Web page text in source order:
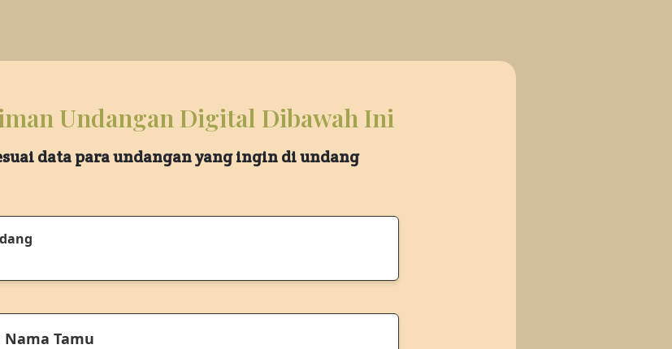
Undangan Digital Dibawah Ini
data para undangan yang ingin di undang
Tamu